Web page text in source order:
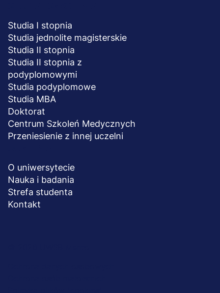
Studia I stopnia
Studia jednolite magisterskie
Studia II stopnia
Studia II stopnia z
podyplomowymi
Studia podyplomowe
Studia MBA
Doktorat
Centrum Szkoleń Medycznych
Przeniesienie z innej uczelni
O uniwersytecie
Nauka i badania
Strefa studenta
Kontakt